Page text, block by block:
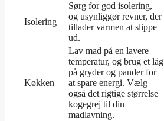
Isolering
Sørg for god isolering,
og usynliggør revner, der
tillader varmen at slippe
ud.
Køkken
Lav mad på en lavere
temperatur, og brug et låg
på gryder og pander for
at spare energi. Vælg
også det rigtige størrelse
kogegrej til din
madlavning.